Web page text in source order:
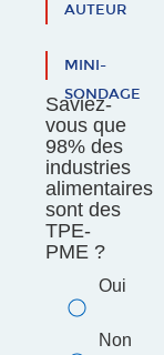
AUTEUR
MINI-
SONDAGE
Saviez-
vous que
98% des
industries
alimentaires
sont des
TPE-
PME ?
Oui
Non